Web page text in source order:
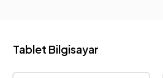
Tablet Bilgisayar